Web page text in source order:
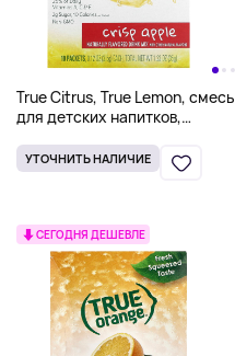
True Citrus, True Lemon, смесь
для детских напитков,
пакетиков по 3,5 г (0,12
унции)
УТОЧНИТЬ НАЛИЧИЕ
СЕГОДНЯ ДЕШЕВЛЕ